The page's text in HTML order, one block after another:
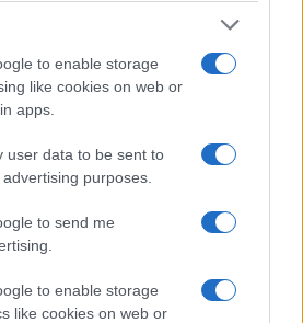
to enable storage
like cookies on web or
apps.
user data to be sent to
purposes.
to send me
to enable storage
like cookies on web or
διαλέκτου και πολιτισμού